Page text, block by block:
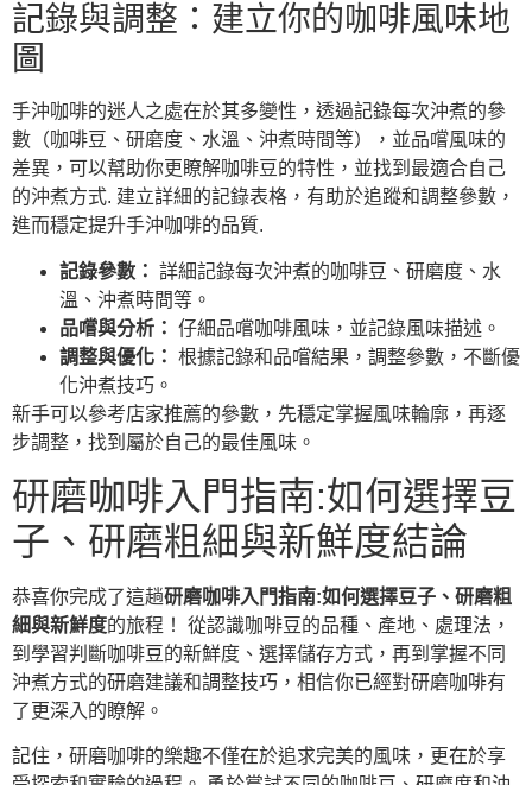
記錄與調整：建立你的咖啡風味地
圖
手沖咖啡的迷人之處在於其多變性，透過記錄每次沖煮的參
數（咖啡豆、研磨度、水溫、沖煮時間等），並品嚐風味的
差異，可以幫助你更瞭解咖啡豆的特性，並找到最適合自己
的沖煮方式. 建立詳細的記錄表格，有助於追蹤和調整參數，
進而穩定提升手沖咖啡的品質.
記錄參數： 詳細記錄每次沖煮的咖啡豆、研磨度、水
溫、沖煮時間等。
品嚐與分析： 仔細品嚐咖啡風味，並記錄風味描述。
調整與優化： 根據記錄和品嚐結果，調整參數，不斷優
化沖煮技巧。
新手可以參考店家推薦的參數，先穩定掌握風味輪廓，再逐
步調整，找到屬於自己的最佳風味。
研磨咖啡入門指南:如何選擇豆
子、研磨粗細與新鮮度結論
恭喜你完成了這趟研磨咖啡入門指南:如何選擇豆子、研磨粗
細與新鮮度的旅程！ 從認識咖啡豆的品種、產地、處理法，
到學習判斷咖啡豆的新鮮度、選擇儲存方式，再到掌握不同
沖煮方式的研磨建議和調整技巧，相信你已經對研磨咖啡有
了更深入的瞭解。
記住，研磨咖啡的樂趣不僅在於追求完美的風味，更在於享